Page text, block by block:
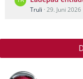
Truli 29. Juni 2026